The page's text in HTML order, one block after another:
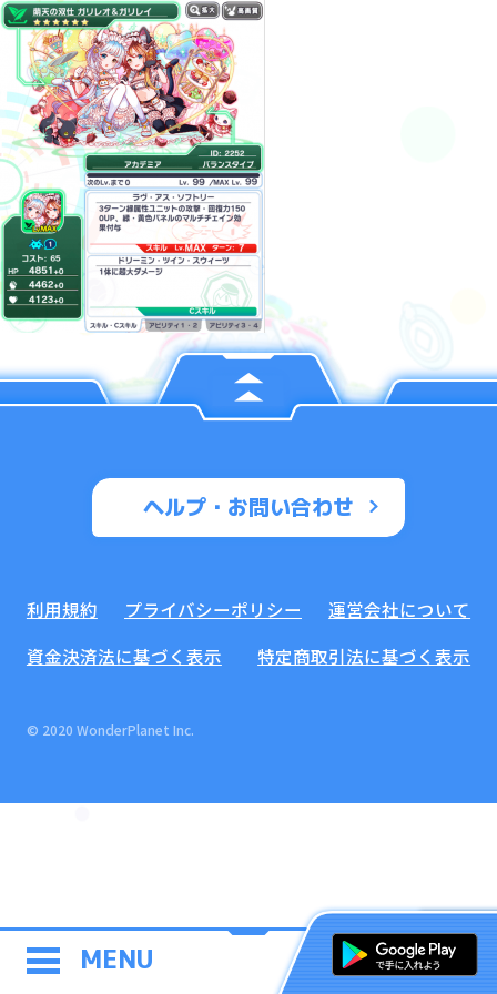
MENU
ヘルプ・お問い合わせ
利用規約 プライバシーポリシー
運営会社について
資金決済法に基づく表示
特定商取引法に基づく表示
© 2020 WonderPlanet Inc.